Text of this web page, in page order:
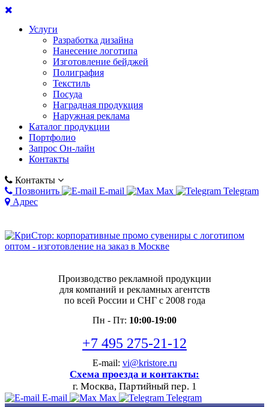
Услуги
Разработка дизайна
Нанесение логотипа
Изготовление бейджей
Полиграфия
Текстиль
Посуда
Наградная продукция
Наружная реклама
Каталог продукции
Портфолио
Запрос Он-лайн
Контакты
Контакты
Позвонить
E-mail Max
Telegram
Адрес
Производство рекламной продукции
для компаний и рекламных агентств
по всей России и СНГ с 2008 года
Пн - Пт: 10:00-19:00
+7 495 275-21-12
E-mail: vi@kristore.ru
Схема проезда и контакты:
г. Москва, Партийный пер. 1
E-mail Max Telegram